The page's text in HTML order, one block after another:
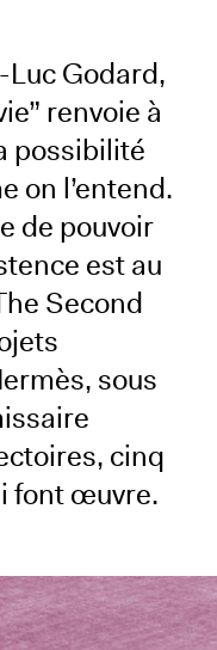
Luc Godard,
renvoie à
possibilité
on l’entend.
de pouvoir
est au
Second
sous
cinq
font œuvre.